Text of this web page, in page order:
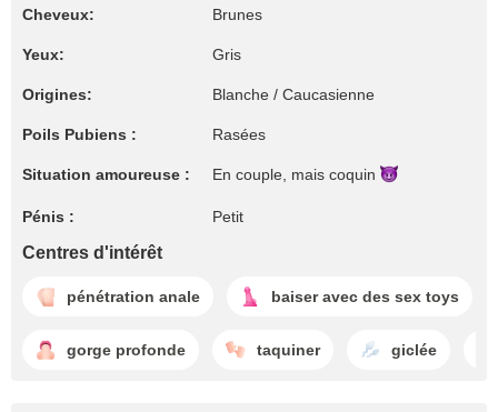
Cheveux: Brunes
Yeux: Gris
Origines: Blanche / Caucasienne
Poils Pubiens : Rasées
Situation amoureuse : En couple, mais coquin
Pénis : Petit
Centres d'intérêt
pénétration anale baiser avec des sex toys
gorge profonde taquiner giclée